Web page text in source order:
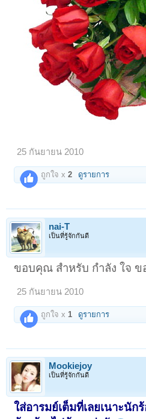
25 กันยายน 2010
ถูกใจ x2 ดูรายการ
nai-T
เป็นที่รู้จักกันดี
ขอบคุณ สำหรับ กำลัง ใจ ข
25 กันยายน 2010
ถูกใจ x 1 ดูรายการ
Mookiejoy
เป็นที่รู้จักกันดี
ใส่อารมย์เต็มที่เลยเนาะนัก